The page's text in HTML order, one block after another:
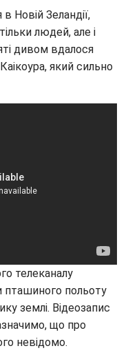
Новій Зеландії,
людей, але і
дивом вдалося
який сильно
телеканалу
пташиного польоту
землі. Відеозапис
що про
невідомо.